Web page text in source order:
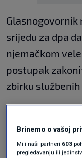
Glasnogovornik
srijedu za dpa
njemačkom
postupak
zbirku
novinarima
Erdogan svim
Brinemo o vašoj
Mi i naši partneri 603
pregledavanju ili